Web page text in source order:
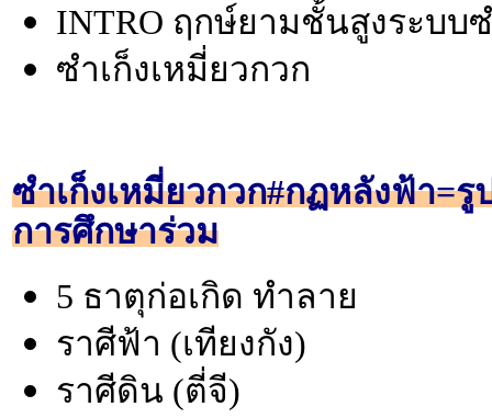
INTRO ฤกษ์ยามชั้นสูงระบบ
ซำเก็งเหมี่ยวกวก
ซำเก็งเหมี่ยวกวก#กฏหลังฟ้า
การศึกษาร่วม
5 ธาตุก่อเกิด ทำลาย
ราศีฟ้า (เทียงกัง)
ราศีดิน (ตี่จี)